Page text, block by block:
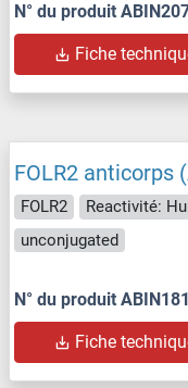
N° du produit
Fiche
FOLR2 anticorps
FOLR2 Reactivité:
unconjugated
N° du produit
Fiche